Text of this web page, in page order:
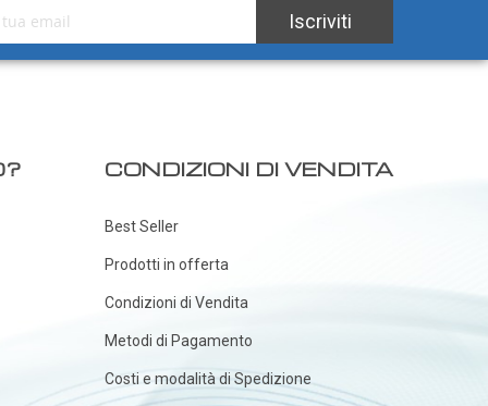
Newsletter: Iscriviti
CONDIZIONI DI VENDITA
Best Seller
Prodotti in offerta
Condizioni di Vendita
Metodi di Pagamento
Costi e modalità di Spedizione